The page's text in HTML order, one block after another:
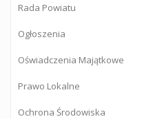
Rada Powiatu
Ogłoszenia
Oświadczenia Majątkowe
Prawo Lokalne
Ochrona Środowiska